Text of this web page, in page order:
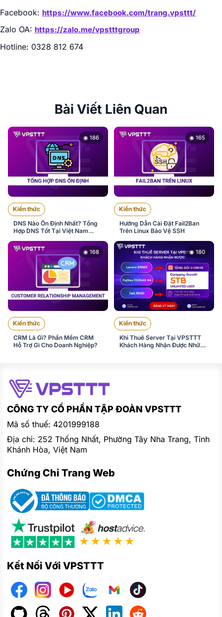
Facebook: https://www.facebook.com/trang.vpsttt/
Zalo OA: https://zalo.me/vpstttgroup
Hotline: 0328 812 674
Bài Viết Liên Quan
◉ 186
Kiến thức
DNS Nào Ổn Định Nhất? Tổng
Hợp DNS Tốt Tại Việt Nam
◉ 165
Kiến thức
Hướng Dẫn Cài Đặt Fail2Ban
Trên Linux Bảo Vệ SSH
◉ 168
Kiến thức
CRM Là Gì? Phần Mềm CRM
Hỗ Trợ Gì Cho Doanh Nghiệp?
◉ 180
Kiến thức
Khi Thuê Server Tại VPSTTT
Khách Hàng Nhận Được Những
CÔNG TY CỔ PHẦN TẬP ĐOÀN VPSTTT
Mã số thuế: 4201999188
Địa chỉ: 252 Thống Nhất, Phường Tây Nha Trang, Tỉnh
Khánh Hòa, Việt Nam
Chứng Chỉ Trang Web
★★★★★
Kết Nối Với VPSTTT